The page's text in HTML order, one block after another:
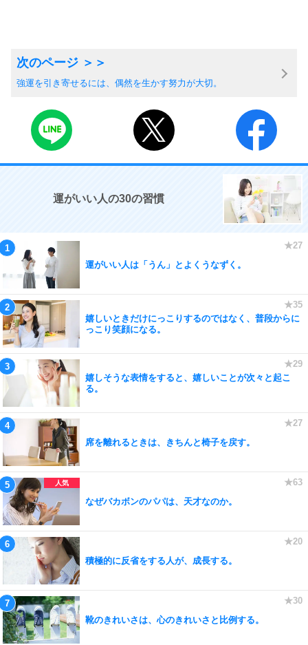
強運を引き寄せるには、偶然を生かす努力が大切。
運がいい人の30の習慣
運がいい人は「うん」とよくうなずく。
嬉しいときだけにっこりするのではなく、普段からに
っこり笑顔になる。
嬉しそうな表情をすると、嬉しいことが次々と起こ
る。
席を離れるときは、きちんと椅子を戻す。
なぜバカボンのパパは、天才なのか。
積極的に反省をする人が、成長する。
靴のきれいさは、心のきれいさと比例する。